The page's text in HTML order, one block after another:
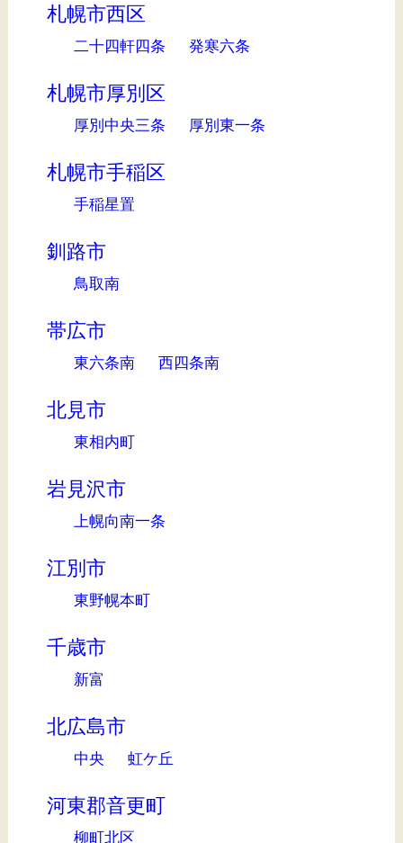
札幌市西区
二十四軒四条 発寒六条
札幌市厚別区
厚別中央三条 厚別東一条
札幌市手稲区
手稲星置
釧路市
鳥取南
帯広市
東六条南 西四条南
北見市
東相内町
岩見沢市
上幌向南一条
江別市
東野幌本町
千歳市
新富
北広島市
中央 虹ケ丘
河東郡音更町
柳町北区